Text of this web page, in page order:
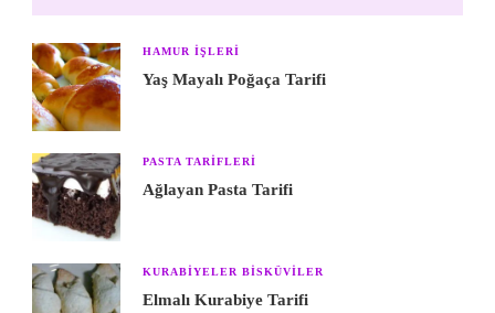
HAMUR IŞLERI
Yaş Mayalı Poğaça Tarifi
PASTA TARIFLERI
Ağlayan Pasta Tarifi
KURABIYELER BISKÜVILER
Elmalı Kurabiye Tarifi